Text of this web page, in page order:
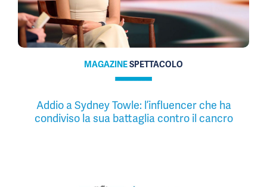
MAGAZINESPETTACOLO
Addio a Sydney Towle: l’influencer che ha
condiviso la sua battaglia contro il cancro